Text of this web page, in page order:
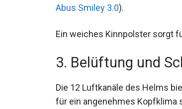
dem Abus Smiley 3.0
Ein weiches Kinnpolster sorgt
3. Belüftung und
Die 12 Luftkanäle des Helms
für ein angenehmes Kopfklima